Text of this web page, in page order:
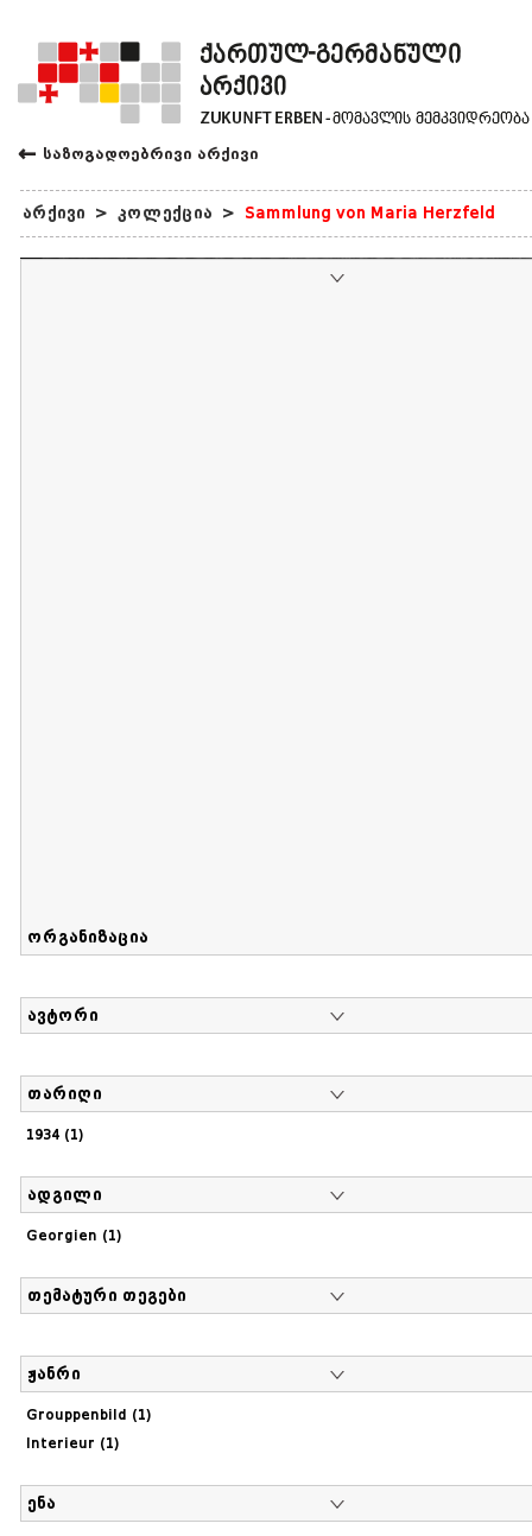
← საზოგადოებრივი არქივი
არქივი > კოლექცია > Sammlung von Maria Herzfeld
ორგანიზაცია
ავტორი
თარიღი
1934 (1)
ადგილი
Georgien (1)
თემატური თეგები
ჟანრი
Grouppenbild (1)
Interieur (1)
ენა